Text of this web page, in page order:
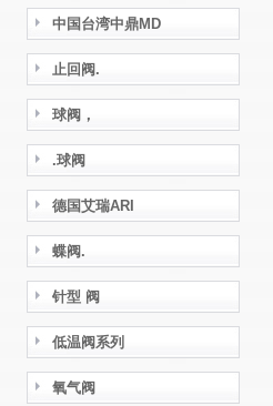
中国台湾中鼎MD
止回阀.
球阀，
.球阀
德国艾瑞ARI
蝶阀.
针型 阀
低温阀系列
氧气阀